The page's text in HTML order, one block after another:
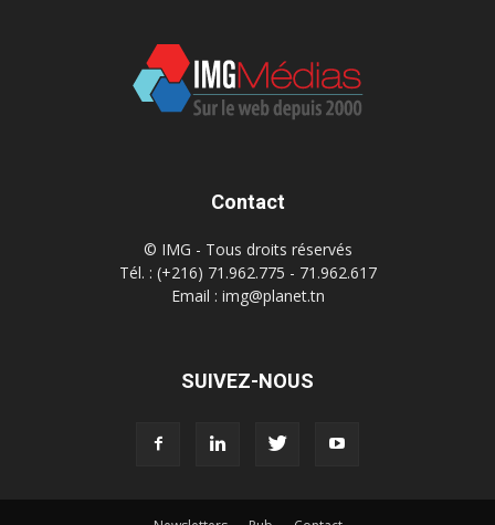
Contact
© IMG - Tous droits réservés
Tél. : (+216) 71.962.775 - 71.962.617
Email : img@planet.tn
SUIVEZ-NOUS